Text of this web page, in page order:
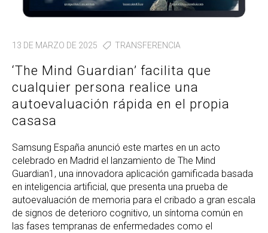
13 DE MARZO DE 2025 TRANSFERENCIA
‘The Mind Guardian’ facilita que
cualquier persona realice una
autoevaluación rápida en el propia
casasa
Samsung España anunció este martes en un acto
celebrado en Madrid el lanzamiento de The Mind
Guardian1, una innovadora aplicación gamificada basada
en inteligencia artificial, que presenta una prueba de
autoevaluación de memoria para el cribado a gran escala
de signos de deterioro cognitivo, un síntoma común en
las fases tempranas de enfermedades como el